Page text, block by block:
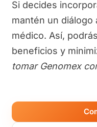
Si decides
mantén un
médico. Así,
beneficios y
tomar Genomex